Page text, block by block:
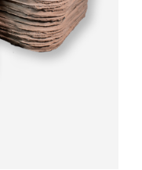
DETALLES